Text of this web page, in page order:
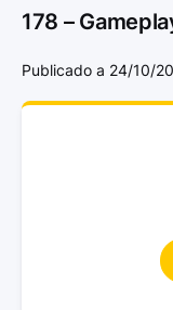
178 –
Publicado a 24/10/